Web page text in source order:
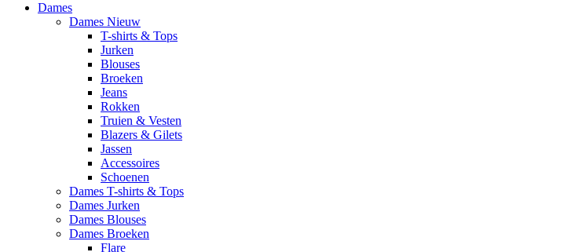
Dames
Dames Nieuw
T-shirts & Tops
Jurken
Blouses
Broeken
Jeans
Rokken
Truien & Vesten
Blazers & Gilets
Jassen
Accessoires
Schoenen
Dames T-shirts & Tops
Dames Jurken
Dames Blouses
Dames Broeken
Flare